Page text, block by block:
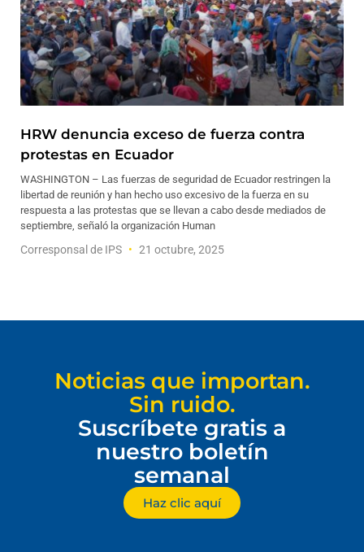
HRW denuncia exceso de fuerza contra
protestas en Ecuador
WASHINGTON – Las fuerzas de seguridad de Ecuador restringen la
libertad de reunión y han hecho uso excesivo de la fuerza en su
respuesta a las protestas que se llevan a cabo desde mediados de
septiembre, señaló la organización Human
Corresponsal de IPS 21 octubre, 2025
Noticias que importan.
Sin ruido.
Suscríbete gratis a
nuestro boletín
semanal
Haz clic aquí